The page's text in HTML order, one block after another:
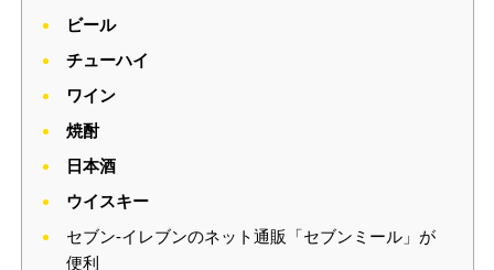
ビール
チューハイ
ワイン
焼酎
日本酒
ウイスキー
セブン‐イレブンのネット通販「セブンミール」が
便利